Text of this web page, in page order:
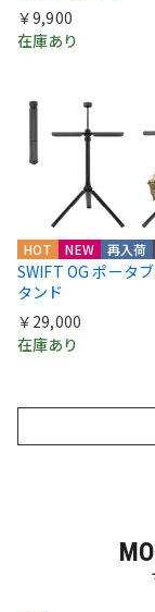
￥9,900
在庫あり
HOT NEW 再入荷
SWIFT OG ポータ
タンド
￥29,000
在庫あり